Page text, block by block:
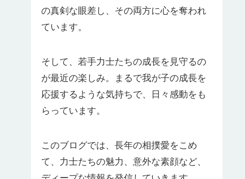
の真剣な眼差し、その両方に心を奪われ
ています。
そして、若手力士たちの成長を見守るの
が最近の楽しみ。まるで我が子の成長を
応援するような気持ちで、日々感動をも
らっています。
このブログでは、長年の相撲愛をこめ
て、力士たちの魅力、意外な素顔など、